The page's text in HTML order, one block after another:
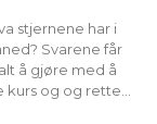
stjernene har i
Svarene får
å gjøre med å
og og rette...